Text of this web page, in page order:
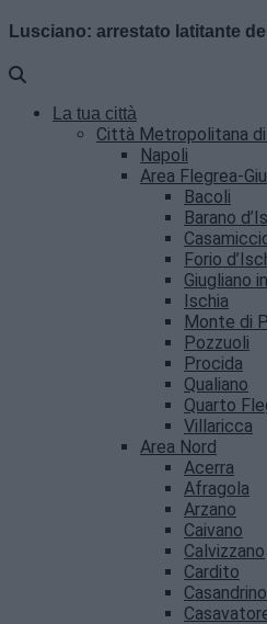
Lusciano: arrestato latitante
La tua città
Città Metropolitana
Napoli
Area Flegrea-
Bacoli
Barano
Forio
Giugliano
Ischia
Monte di
Pozzuoli
Procida
Qualiano
Quarto
Villaricca
Area Nord
Acerra
Afragola
Arzano
Caivano
Calvizzano
Cardito
Casandrino